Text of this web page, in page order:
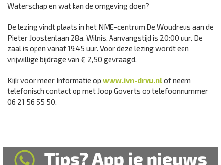
Waterschap en wat kan de omgeving doen?
De lezing vindt plaats in het NME-centrum De Woudreus aan de
Pieter Joostenlaan 28a, Wilnis. Aanvangstijd is 20:00 uur. De
zaal is open vanaf 19:45 uur. Voor deze lezing wordt een
vrijwillige bijdrage van € 2,50 gevraagd.
Kijk voor meer Informatie op www.ivn-drvu.nlof neem
telefonisch contact op met Joop Goverts op telefoonnummer
06 21 56 55 50.